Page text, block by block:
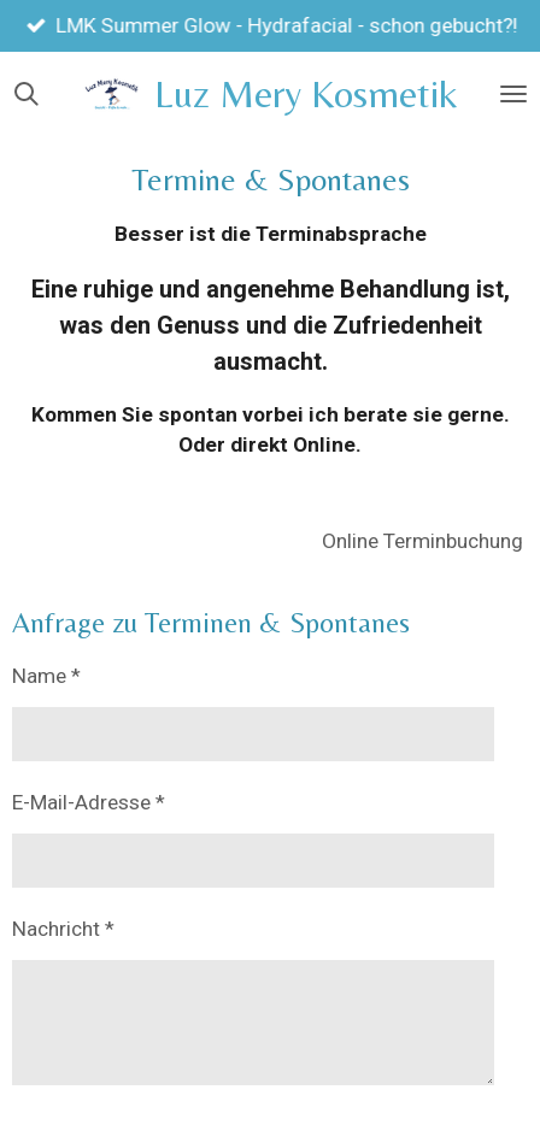
Zum
Hauptinhalt
springen
Luz Mery Kosmetik
LMK Summer Glow - Hydrafacial - schon gebucht?!
Termine & Spontanes
Besser ist die Terminabsprache
Eine ruhige und angenehme Behandlung ist,
was den Genuss und die Zufriedenheit
ausmacht.
Kommen Sie spontan vorbei ich berate sie gerne.
Oder direkt Online.
Online Terminbuchung
Anfrage zu Terminen & Spontanes
Name *
E-Mail-Adresse *
Nachricht *